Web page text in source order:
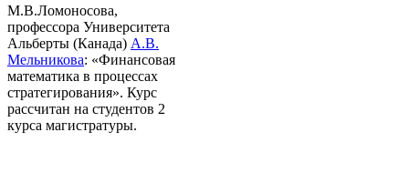
М.В.Ломоносова,
профессора Университета
Альберты (Канада) А.В.
Мельникова: «Финансовая
математика в процессах
стратегирования». Курс
рассчитан на студентов 2
курса магистратуры.